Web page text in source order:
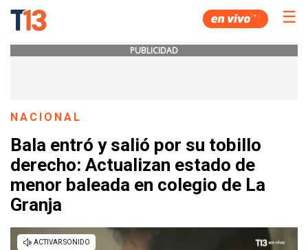
☰
PUBLICIDAD
NACIONAL
Bala entró y salió por su tobillo
derecho: Actualizan estado de
menor baleada en colegio de La
Granja